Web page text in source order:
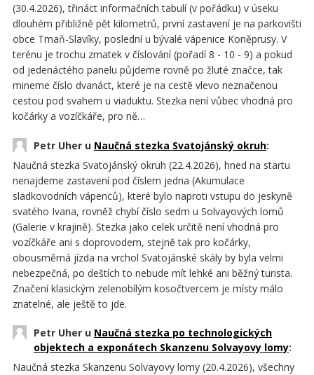
(30.4.2026), třináct informačních tabulí (v pořádku) v úseku
dlouhém přibližně pět kilometrů, první zastavení je na parkovišti
obce Tmaň-Slavíky, poslední u bývalé vápenice Koněprusy. V
terénu je trochu zmatek v číslování (pořadí 8 - 10 - 9) a pokud
od jedenáctého panelu půjdeme rovně po žluté značce, tak
mineme číslo dvanáct, které je na cestě vlevo neznačenou
cestou pod svahem u viaduktu. Stezka není vůbec vhodná pro
kočárky a vozíčkáře, pro ně…
Petr Uher u Naučná stezka Svatojánský okruh:
Naučná stezka Svatojánský okruh (22.4.2026), hned na startu
nenajdeme zastavení pod číslem jedna (Akumulace
sladkovodních vápenců), které bylo naproti vstupu do jeskyně
svatého Ivana, rovněž chybí číslo sedm u Solvayových lomů
(Galerie v krajině). Stezka jako celek určitě není vhodná pro
vozíčkáře ani s doprovodem, stejně tak pro kočárky,
obousměrná jízda na vrchol Svatojánské skály by byla velmi
nebezpečná, po deštích to nebude mít lehké ani běžný turista.
Značení klasickým zelenobílým kosočtvercem je místy málo
znatelné, ale ještě to jde.
Petr Uher u Naučná stezka po technologických
objektech a exponátech Skanzenu Solvayovy lomy:
Naučná stezka Skanzenu Solvayovy lomy (20.4.2026), všechny